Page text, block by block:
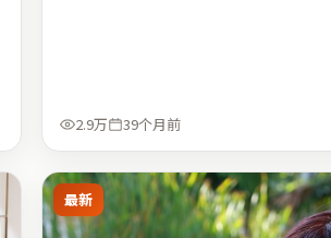
2.9万 39个月前
最新